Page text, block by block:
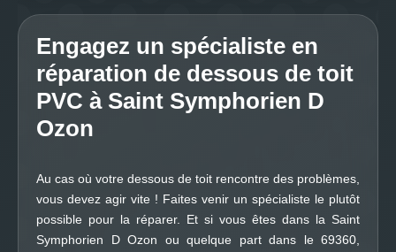
Engagez un spécialiste en
réparation de dessous de toit
PVC à Saint Symphorien D
Ozon
Au cas où votre dessous de toit rencontre des problèmes,
vous devez agir vite ! Faites venir un spécialiste le plutôt
possible pour la réparer. Et si vous êtes dans la Saint
Symphorien D Ozon ou quelque part dans le 69360,